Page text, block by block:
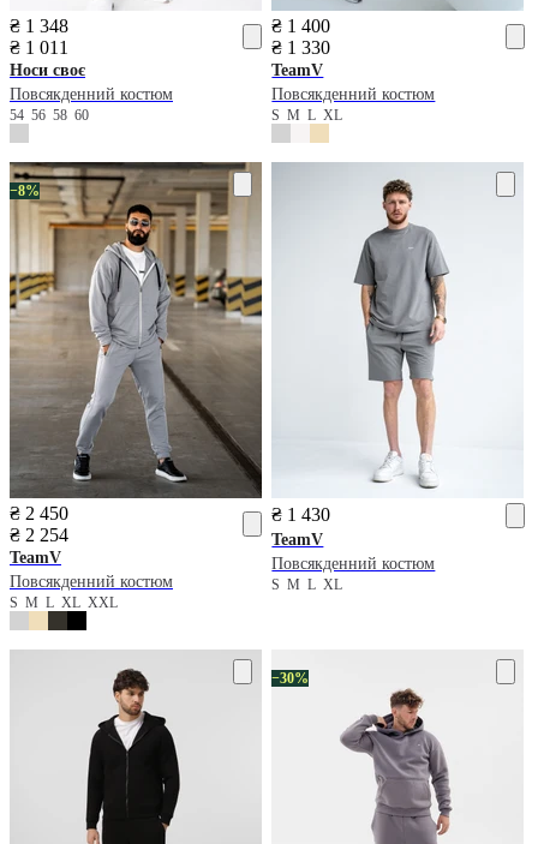
₴ 1 348
₴ 1 011
Носи своє
Повсякденний костюм
54 56 58 60
₴ 1 400
₴ 1 330
TeamV
Повсякденний костюм
SMLXL
−8%
₴ 2 450
₴ 2 254
TeamV
Повсякденний костюм
S M L XL XXL
₴ 1 430
TeamV
Повсякденний костюм
SMLXL
−30%